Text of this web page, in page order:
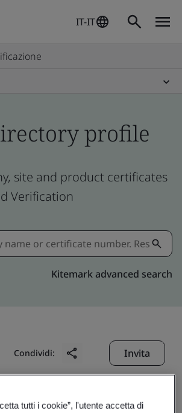
IT-IT
profile
site and product certificates
Verification
Kitemark advanced search
Condividi: Invita
tutti i cookie”, l'utente accetta di